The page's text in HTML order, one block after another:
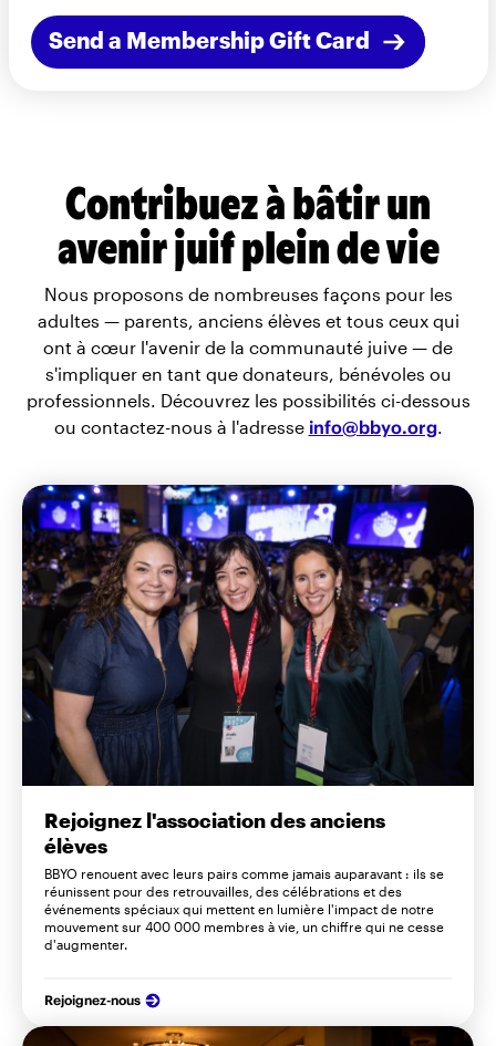
Send a Membership Gift Card
Contribuez à bâtir un
avenir juif plein de vie
Nous proposons de nombreuses façons pour les
adultes — parents, anciens élèves et tous ceux qui
ont à cœur l'avenir de la communauté juive — de
s'impliquer en tant que donateurs, bénévoles ou
professionnels. Découvrez les possibilités ci-dessous
ou contactez-nous à l'adresse info@bbyo.org.
Rejoignez l'association des anciens
élèves
BBYO renouent avec leurs pairs comme jamais auparavant : ils se
réunissent pour des retrouvailles, des célébrations et des
événements spéciaux qui mettent en lumière l'impact de notre
mouvement sur 400 000 membres à vie, un chiffre qui ne cesse
d'augmenter.
Rejoignez-nous